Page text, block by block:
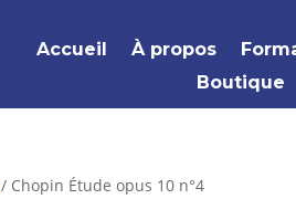
Accueil À propos
Boutique
/ Chopin Étude opus 10 n°4